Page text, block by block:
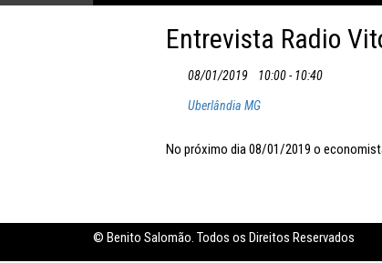
04/12/16
O Demônio Malthusiano
Nuances do Ajuste
O inviável Imposto sobre Fortunas
Inflação no dobro da meta
Entrevista Radio
08/01/2019 10:00 - 10:40
Uberlândia MG
No próximo dia 08/01/2019 o
© Benito Salomão. Todos os Direitos Reservados